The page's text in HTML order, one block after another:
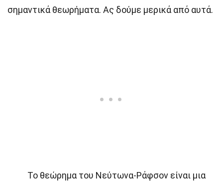
σημαντικά θεωρήματα. Ας δούμε μερικά από αυτά.
Το θεώρημα του Νεύτωνα-Ράφσον είναι μια